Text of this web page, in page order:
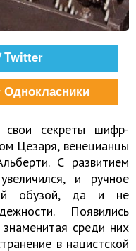
Twitter
Однокласники
свои секреты шифр-
Цезаря, венецианцы
С развитием
и ручное
обузой, да и не
Появились
среди них
в нацистской